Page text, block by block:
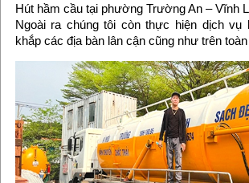
Hút hầm cầu tại phường Trường An – Vĩnh
Ngoài ra chúng tôi còn thực hiện dịch vụ
khắp các địa bàn lân cận cũng như trên